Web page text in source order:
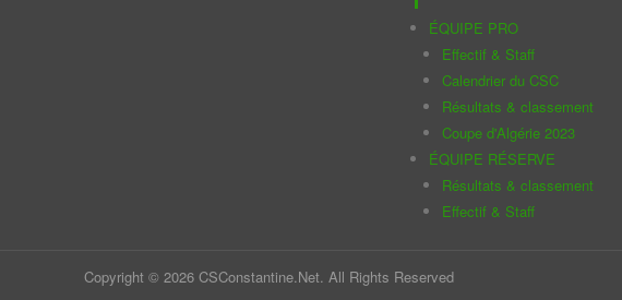
ÉQUIPE PRO
Effectif & Staff
Calendrier du CSC
Résultats & classement
Coupe d'Algérie 2023
ÉQUIPE RÉSERVE
Résultats & classement
Effectif & Staff
Copyright © 2026 CSConstantine.Net. All Rights Reserved